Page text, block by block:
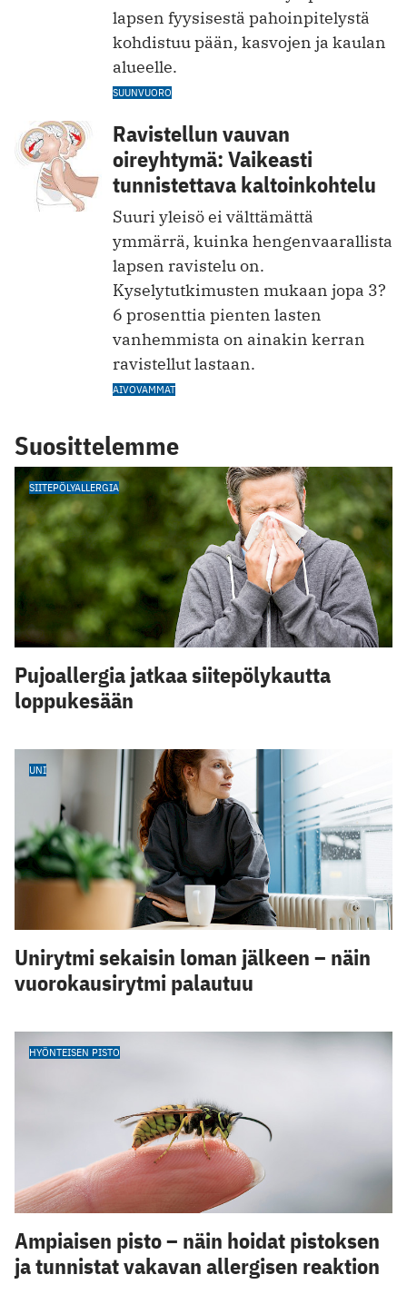
lapsen fyysisestä pahoinpitelystä
kohdistuu pään, kasvojen ja kaulan
alueelle.
SUUNVUORO
Ravistellun vauvan
oireyhtymä: Vaikeasti
tunnistettava kaltoinkohtelu
Suuri yleisö ei välttämättä
ymmärrä, kuinka hengenvaarallista
lapsen ravistelu on.
Kyselytutkimusten mukaan jopa 3?
6 prosenttia pienten lasten
vanhemmista on ainakin kerran
ravistellut lastaan.
AIVOVAMMAT
Suosittelemme
SIITEPÖLYALLERGIA
Pujoallergia jatkaa siitepölykautta
loppukesään
UNI
Unirytmi sekaisin loman jälkeen – näin
vuorokausirytmi palautuu
HYÖNTEISEN PISTO
Ampiaisen pisto – näin hoidat pistoksen
ja tunnistat vakavan allergisen reaktion